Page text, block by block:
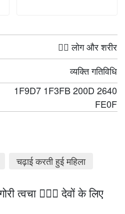
🤦‍♀️ लोग और शरीर
व्यक्ति गतिविधि
1F9D7 1F3FB 200D 2640
FE0F
चढ़ाई करती हुई महिला
त्वचा 🧗🏻‍♀️ देवों के लिए